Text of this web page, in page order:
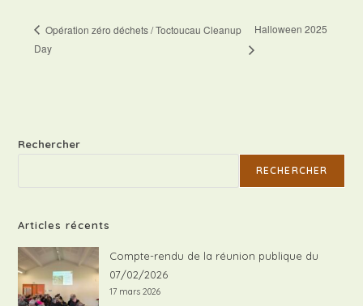
Opération zéro déchets / Toctoucau Cleanup
Day
Halloween 2025
Rechercher
RECHERCHER
Articles récents
Compte-rendu de la réunion publique du
07/02/2026
17 mars 2026